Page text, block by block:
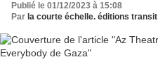
Publié le 01/12/2023 à 15:08
Par la courte échelle. éditions transit